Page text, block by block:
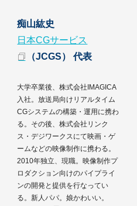
痴山紘史
日本CGサービス
（JCGS） 代表
大学卒業後、株式会社IMAGICA
入社。放送局向けリアルタイム
CGシステムの構築・運用に携わ
る。その後、株式会社リンク
ス・デジワークスにて映画・ゲ
ームなどの映像制作に携わる。
2010年独立、現職。映像制作プ
ロダクション向けのパイプライ
ンの開発と提供を行なってい
る。新人パパ。娘かわいい。